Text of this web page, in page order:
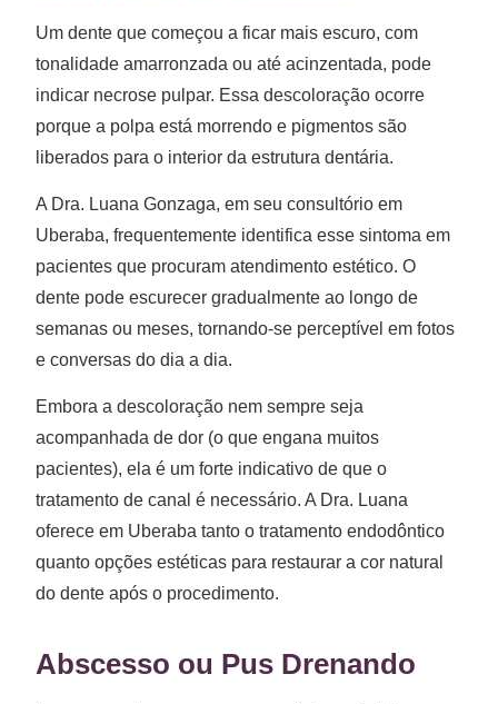
Um dente que começou a ficar mais escuro, com
tonalidade amarronzada ou até acinzentada, pode
indicar necrose pulpar. Essa descoloração ocorre
porque a polpa está morrendo e pigmentos são
liberados para o interior da estrutura dentária.
A Dra. Luana Gonzaga, em seu consultório em
Uberaba, frequentemente identifica esse sintoma em
pacientes que procuram atendimento estético. O
dente pode escurecer gradualmente ao longo de
semanas ou meses, tornando-se perceptível em fotos
e conversas do dia a dia.
Embora a descoloração nem sempre seja
acompanhada de dor (o que engana muitos
pacientes), ela é um forte indicativo de que o
tratamento de canal é necessário. A Dra. Luana
oferece em Uberaba tanto o tratamento endodôntico
quanto opções estéticas para restaurar a cor natural
do dente após o procedimento.
Abscesso ou Pus Drenando